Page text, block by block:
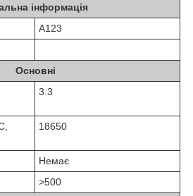
інформація
A123
Основні
3.3
18650
Немає
>500